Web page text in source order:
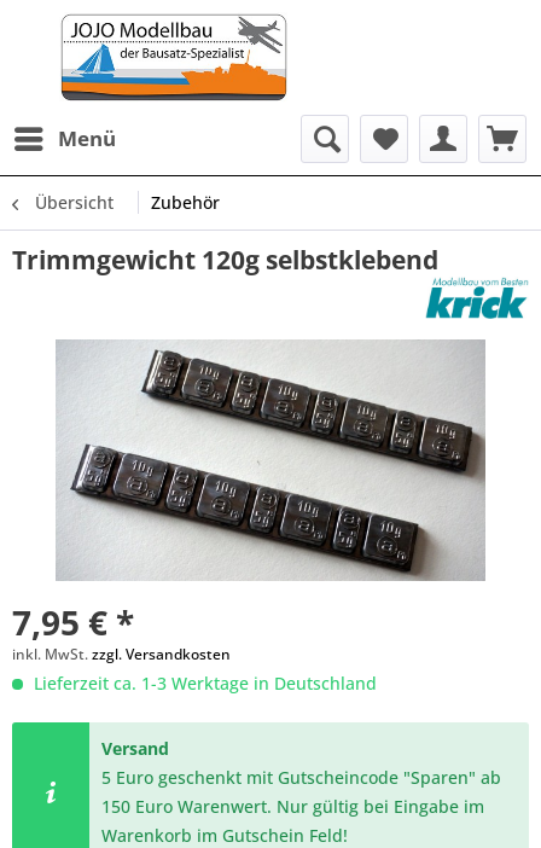
Menü
Übersicht Zubehör
Trimmgewicht 120g selbstklebend
7,95 € *
inkl. MwSt.zzgl. Versandkosten
Lieferzeit ca. 1-3 Werktage in Deutschland
Versand
5 Euro geschenkt mit Gutscheincode "Sparen" ab
150 Euro Warenwert. Nur gültig bei Eingabe im
Warenkorb im Gutschein Feld!